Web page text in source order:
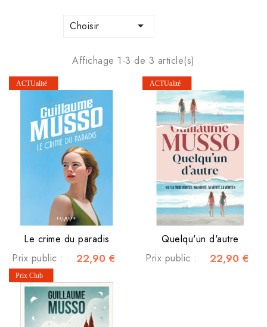
Choisir 
Affichage 1-3 de 3 article(s)
Le crime du paradis
Prix public :
22,90 €
Quelqu'un d'autre
Prix public :
22,90 €